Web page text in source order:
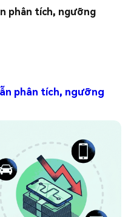
phân tích, ngưỡng
phân tích, ngưỡng